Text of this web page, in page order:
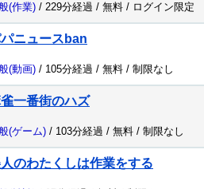
(作業) / 229分経過 / 無料 / ログイン限定
ニュースban
(動画) / 105分経過 / 無料 / 制限なし
一番街のハズ
(ゲーム) / 103分経過 / 無料 / 制限なし
のわたくしは作業をする